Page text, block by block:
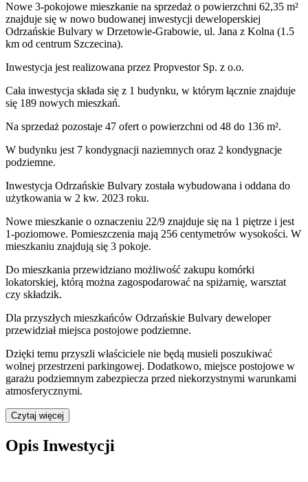
Nowe 3-pokojowe mieszkanie na sprzedaż o powierzchni 62,35 m²
znajduje się w nowo budowanej inwestycji deweloperskiej
Odrzańskie Bulvary w Drzetowie-Grabowie, ul. Jana z Kolna (1.5
km od centrum Szczecina).
Inwestycja jest realizowana przez Propvestor Sp. z o.o.
Cała inwestycja składa się z 1 budynku, w którym łącznie znajduje
się 189 nowych mieszkań.
Na sprzedaż pozostaje 47 ofert o powierzchni od 48 do 136 m².
W budynku jest 7 kondygnacji naziemnych oraz 2 kondygnacje
podziemne.
Inwestycja Odrzańskie Bulvary została wybudowana i oddana do
użytkowania w 2 kw. 2023 roku.
Nowe mieszkanie o oznaczeniu 22/9 znajduje się na 1 piętrze i jest
1-poziomowe. Pomieszczenia mają 256 centymetrów wysokości. W
mieszkaniu znajdują się 3 pokoje.
Do mieszkania przewidziano możliwość zakupu komórki
lokatorskiej, którą można zagospodarować na spiżarnię, warsztat
czy składzik.
Dla przyszłych mieszkańców Odrzańskie Bulvary deweloper
przewidziałmiejsca postojowe podziemne.
Dzięki temu przyszli właściciele nie będą musieli poszukiwać
wolnej przestrzeni parkingowej. Dodatkowo, miejsce postojowe w
garażu podziemnym zabezpiecza przed niekorzystnymi warunkami
atmosferycznymi.
Czytaj więcej
Opis Inwestycji